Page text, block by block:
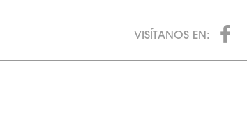
VISÍTANOS EN: